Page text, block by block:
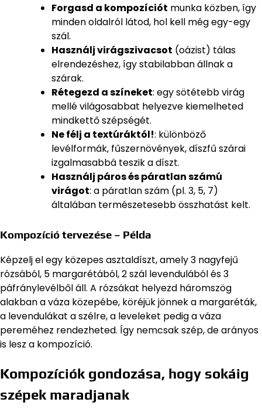
Forgasd a kompozíciót munka közben, így
minden oldalról látod, hol kell még egy-egy
szál.
Használj virágszivacsot (oázist) tálas
elrendezéshez, így stabilabban állnak a
szárak.
Rétegezd a színeket: egy sötétebb virág
mellé világosabbat helyezve kiemelheted
mindkettő szépségét.
Ne félj a textúráktól!: különböző
levélformák, fűszernövények, díszfű szárai
izgalmasabbá teszik a díszt.
Használj páros és páratlan számú
virágot: a páratlan szám (pl. 3, 5, 7)
általában természetesebb összhatást kelt.
Kompozíció tervezése – Példa
Képzelj el egy közepes asztaldíszt, amely 3 nagyfejű
rózsából, 5 margarétából, 2 szál levendulából és 3
páfránylevélből áll. A rózsákat helyezd háromszög
alakban a váza közepébe, köréjük jönnek a margaréták,
a levendulákat a szélre, a leveleket pedig a váza
pereméhez rendezheted. Így nemcsak szép, de arányos
is lesz a kompozíció.
Kompozíciók gondozása, hogy sokáig
szépek maradjanak